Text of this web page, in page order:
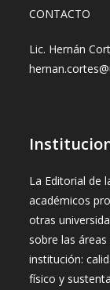
CONTACTO
Lic. Hernán
La Editorial de
académicos
otras
sobre las
institución:
físico y